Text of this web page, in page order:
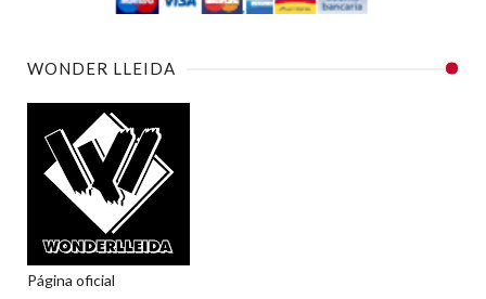
WONDER LLEIDA
Página oficial